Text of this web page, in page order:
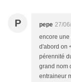
P pepe 27/
encore une
d'abord on
pérennité
grand nom
entraineur